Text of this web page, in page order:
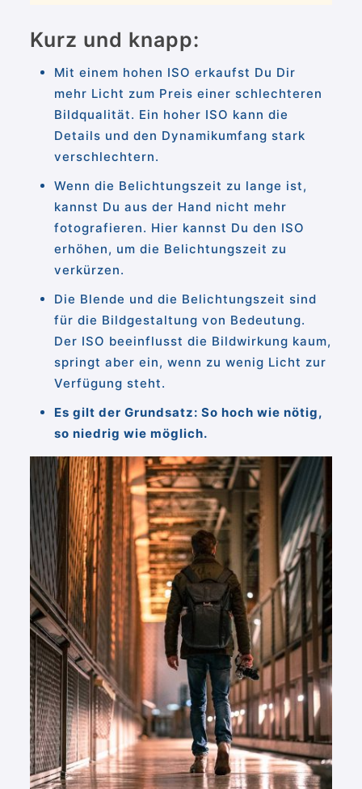
Kurz und knapp:
Mit einem hohen ISO erkaufst Du Dir
mehr Licht zum Preis einer schlechteren
Bildqualität. Ein hoher ISO kann die
Details und den Dynamikumfang stark
verschlechtern.
Wenn die Belichtungszeit zu lange ist,
kannst Du aus der Hand nicht mehr
fotografieren. Hier kannst Du den ISO
erhöhen, um die Belichtungszeit zu
verkürzen.
Die Blende und die Belichtungszeit sind
für die Bildgestaltung von Bedeutung.
Der ISO beeinflusst die Bildwirkung kaum,
springt aber ein, wenn zu wenig Licht zur
Verfügung steht.
Es gilt der Grundsatz: So hoch wie nötig,
so niedrig wie möglich.